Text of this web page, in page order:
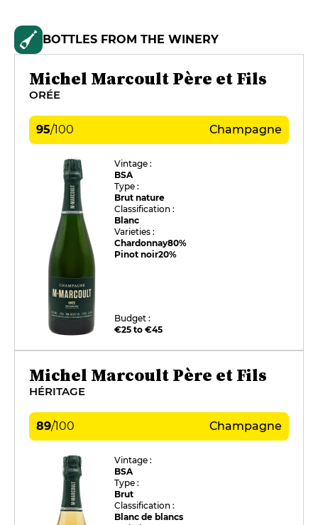
BOTTLES FROM THE WINERY
Michel Marcoult Père et Fils
ORÉE
95/100 Champagne
Vintage :
BSA
Type :
Brut nature
Classification :
Blanc
Varieties :
Chardonnay80%
Pinot noir20%
Budget :
€25 to €45
Michel Marcoult Père et Fils
HÉRITAGE
89/100 Champagne
Vintage :
BSA
Type :
Brut
Classification :
Blanc de blancs